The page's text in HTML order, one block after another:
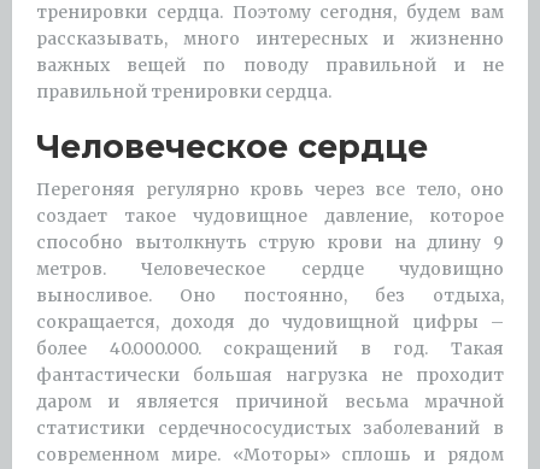
тренировки сердца. Поэтому сегодня, будем вам
рассказывать, много интересных и жизненно
важных вещей по поводу правильной и не
правильной тренировки сердца.
Человеческое сердце
Перегоняя регулярно кровь через все тело, оно
создает такое чудовищное давление, которое
способно вытолкнуть струю крови на длину 9
метров. Человеческое сердце чудовищно
выносливое. Оно постоянно, без отдыха,
сокращается, доходя до чудовищной цифры –
более 40.000.000. сокращений в год. Такая
фантастически большая нагрузка не проходит
даром и является причиной весьма мрачной
статистики сердечнососудистых заболеваний в
современном мире. «Моторы» сплошь и рядом